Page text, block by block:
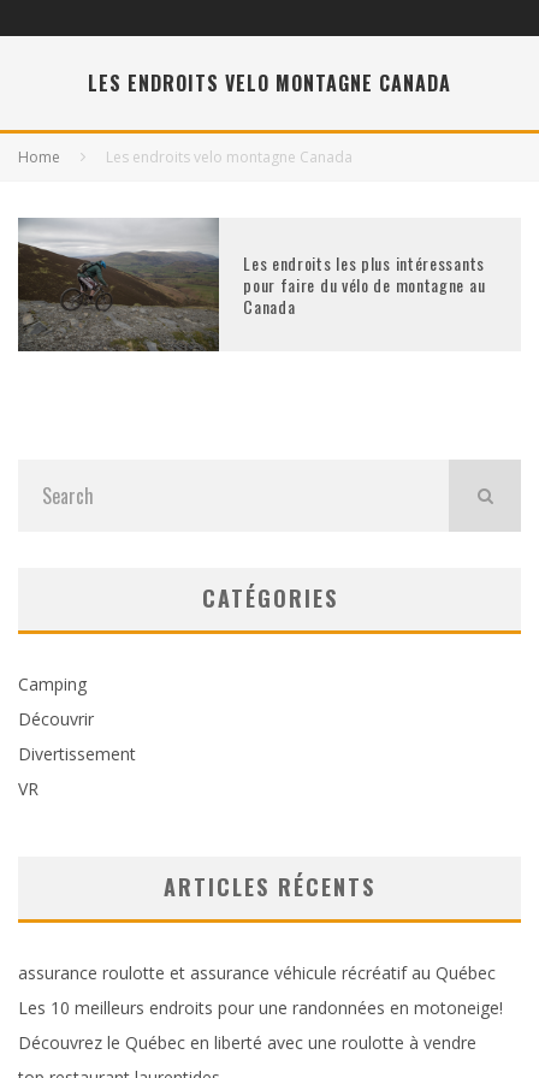
LES ENDROITS VELO MONTAGNE CANADA
Home Les endroits velo montagne Canada
Les endroits les plus intéressants
pour faire du vélo de montagne au
Canada
CATÉGORIES
Camping
Découvrir
Divertissement
VR
ARTICLES RÉCENTS
assurance roulotte et assurance véhicule récréatif au Québec
Les 10 meilleurs endroits pour une randonnées en motoneige!
Découvrez le Québec en liberté avec une roulotte à vendre